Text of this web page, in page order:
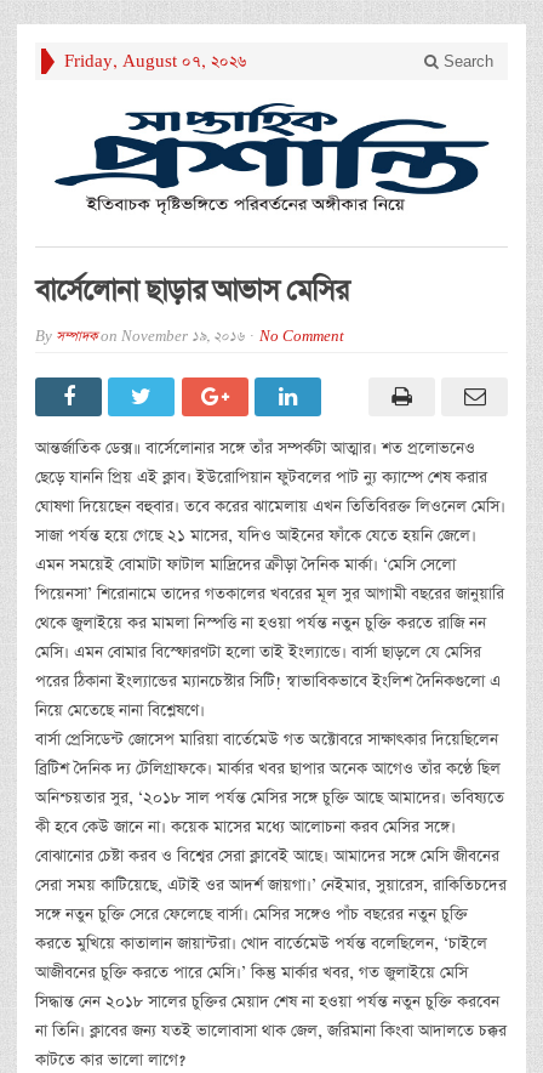
Friday, August 07, 2026 Search
বার্সেলোনা ছাড়ার আভাস মেসির
By সম্পাদকon November 19, 2016 No Comment
আন্তর্জাতিক ডেক্স॥ বার্সেলোনার সঙ্গে তাঁর সম্পর্কটা আত্মার। শত প্রলোভনেও
ছেড়ে যাননি প্রিয় এই ক্লাব। ইউরোপিয়ান ফুটবলের পাট ন্যু ক্যাম্পে শেষ করার
ঘোষণা দিয়েছেন বহুবার। তবে করের ঝামেলায় এখন তিতিবিরক্ত লিওনেল মেসি।
সাজা পর্যন্ত হয়ে গেছে ২১ মাসের, যদিও আইনের ফাঁকে যেতে হয়নি জেলে।
এমন সময়েই বোমাটা ফাটাল মাদ্রিদের ক্রীড়া দৈনিক মার্কা। ‘মেসি সেলো
পিয়েনসা’ শিরোনামে তাদের গতকালের খবরের মূল সুর আগামী বছরের জানুয়ারি
থেকে জুলাইয়ে কর মামলা নিস্পত্তি না হওয়া পর্যন্ত নতুন চুক্তি করতে রাজি নন
মেসি। এমন বোমার বিস্ফোরণটা হলো তাই ইংল্যান্ডে। বার্সা ছাড়লে যে মেসির
পরের ঠিকানা ইংল্যান্ডের ম্যানচেস্টার সিটি! স্বাভাবিকভাবে ইংলিশ দৈনিকগুলো এ
নিয়ে মেতেছে নানা বিশ্লেষণে।
বার্সা প্রেসিডেন্ট জোসেপ মারিয়া বার্তেমেউ গত অক্টোবরে সাক্ষাৎকার দিয়েছিলেন
ব্রিটিশ দৈনিক দ্য টেলিগ্রাফকে। মার্কার খবর ছাপার অনেক আগেও তাঁর কণ্ঠে ছিল
অনিশ্চয়তার সুর, ‘২০১৮ সাল পর্যন্ত মেসির সঙ্গে চুক্তি আছে আমাদের। ভবিষ্যতে
কী হবে কেউ জানে না। কয়েক মাসের মধ্যে আলোচনা করব মেসির সঙ্গে।
বোঝানোর চেষ্টা করব ও বিশ্বের সেরা ক্লাবেই আছে। আমাদের সঙ্গে মেসি জীবনের
সেরা সময় কাটিয়েছে, এটাই ওর আদর্শ জায়গা।’ নেইমার, সুয়ারেস, রাকিতিচদের
সঙ্গে নতুন চুক্তি সেরে ফেলেছে বার্সা। মেসির সঙ্গেও পাঁচ বছরের নতুন চুক্তি
করতে মুখিয়ে কাতালান জায়ান্টরা। খোদ বার্তেমেউ পর্যন্ত বলেছিলেন, ‘চাইলে
আজীবনের চুক্তি করতে পারে মেসি।’ কিন্তু মার্কার খবর, গত জুলাইয়ে মেসি
সিদ্ধান্ত নেন ২০১৮ সালের চুক্তির মেয়াদ শেষ না হওয়া পর্যন্ত নতুন চুক্তি করবেন
না তিনি। ক্লাবের জন্য যতই ভালোবাসা থাক জেল, জরিমানা কিংবা আদালতে চক্কর
কাটতে কার ভালো লাগে?